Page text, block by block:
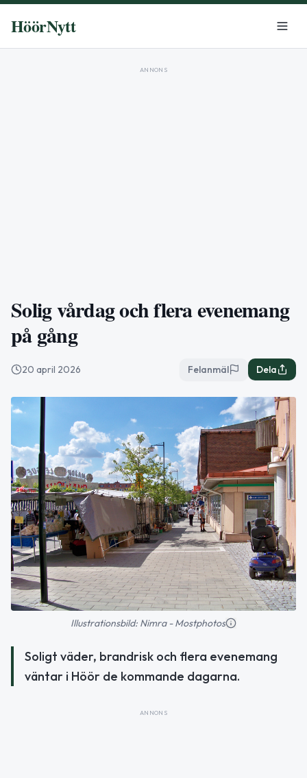
HöörNytt
ANNONS
Solig vårdag och flera evenemang
på gång
20 april 2026 Felanmäl Dela
Illustrationsbild: Nimra - Mostphotos
Soligt väder, brandrisk och flera evenemang
väntar i Höör de kommande dagarna.
ANNONS